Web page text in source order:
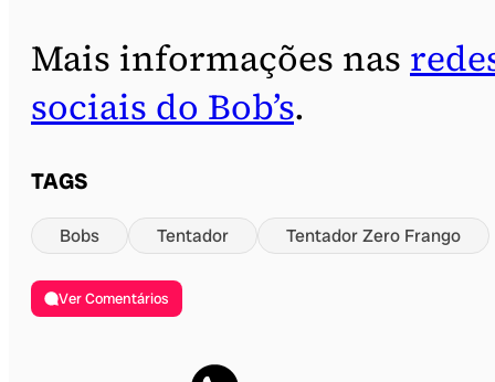
Mais informações nas
sociais do Bob’s.
TAGS
Bobs Tentador Tentador Zero Frango
Ver Comentários